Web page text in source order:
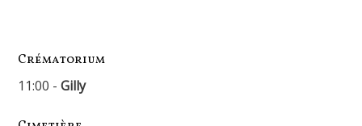
Crématorium
11:00 -Gilly